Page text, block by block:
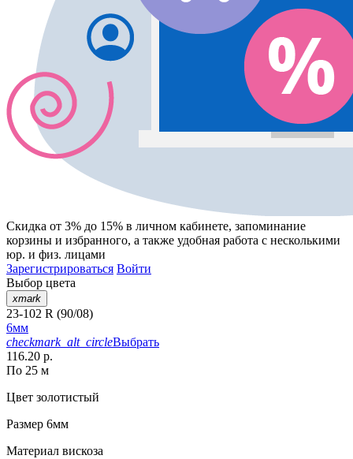
Скидка от 3% до 15% в личном кабинете, запоминание
корзины и избранного, а также удобная работа с несколькими
юр. и физ. лицами
Зарегистрироваться Войти
Выбор цвета
xmark
23-102 R (90/08)
6мм
checkmark_alt_circleВыбрать
116.20 р.
По 25 м
Цвет золотистый
Размер 6мм
Материал вискоза